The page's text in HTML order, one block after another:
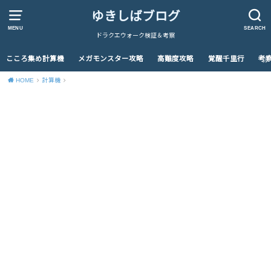
MENU SEARCH
ゆきしばブログ
ドラクエウォーク検証＆考察
こころ集め計算機 メガモンスター攻略 高難度攻略 覚醒千里行 考
HOME 計算機